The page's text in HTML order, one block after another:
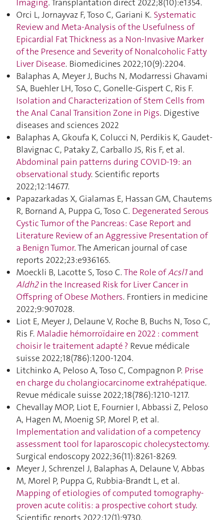
Imaging. Transplantation direct 2022;8(10):e1354.
Orci L, Jornayvaz F, Toso C, Gariani K. Systematic
Review and Meta-Analysis of the Usefulness of
Epicardial Fat Thickness as a Non-Invasive Marker
of the Presence and Severity of Nonalcoholic Fatty
Liver Disease. Biomedicines 2022;10(9):2204.
Balaphas A, Meyer J, Buchs N, Modarressi Ghavami
SA, Buehler LH, Toso C, Gonelle-Gispert C, Ris F.
Isolation and Characterization of Stem Cells from
the Anal Canal Transition Zone in Pigs. Digestive
diseases and sciences 2022
Balaphas A, Gkoufa K, Colucci N, Perdikis K, Gaudet-
Blavignac C, Pataky Z, Carballo JS, Ris F, et al.
Abdominal pain patterns during COVID-19: an
observational study. Scientific reports
2022;12:14677.
Papazarkadas X, Gialamas E, Hassan GM, Chautems
R, Bornand A, Puppa G, Toso C. Degenerated Serous
Cystic Tumor of the Pancreas: Case Report and
Literature Review of an Aggressive Presentation of
a Benign Tumor. The American journal of case
reports 2022;23:e936165.
Moeckli B, Lacotte S, Toso C.The Role ofAcsl1and
Aldh2in the Increased Risk for Liver Cancer in
Offspring of Obese Mothers. Frontiers in medicine
2022;9:907028.
Liot E, Meyer J, Delaune V, Roche B, Buchs N, Toso C,
Ris F. Maladie hémorroïdaire en 2022 : comment
choisir le traitement adapté ? Revue médicale
suisse 2022;18(786):1200‑1204.
Litchinko A, Peloso A, Toso C, Compagnon P. Prise
en charge du cholangiocarcinome extrahépatique.
Revue médicale suisse 2022;18(786):1210‑1217.
Chevallay MOP, Liot E, Fournier I, Abbassi Z, Peloso
A, Hagen M, Moenig SP, Morel P, et al.
Implementation and validation of a competency
assessment tool for laparoscopic cholecystectomy.
Surgical endoscopy 2022;36(11):8261‑8269.
Meyer J, Schrenzel J, Balaphas A, Delaune V, Abbas
M, Morel P, Puppa G, Rubbia-Brandt L, et al.
Mapping of etiologies of computed tomography-
proven acute colitis: a prospective cohort study.